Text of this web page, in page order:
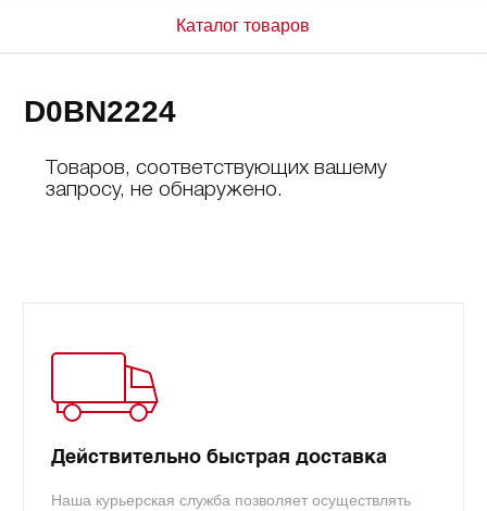
Каталог товаров
D0BN2224
Товаров, соответствующих вашему
запросу, не обнаружено.
Действительно быстрая доставка
Наша курьерская служба позволяет осуществлять